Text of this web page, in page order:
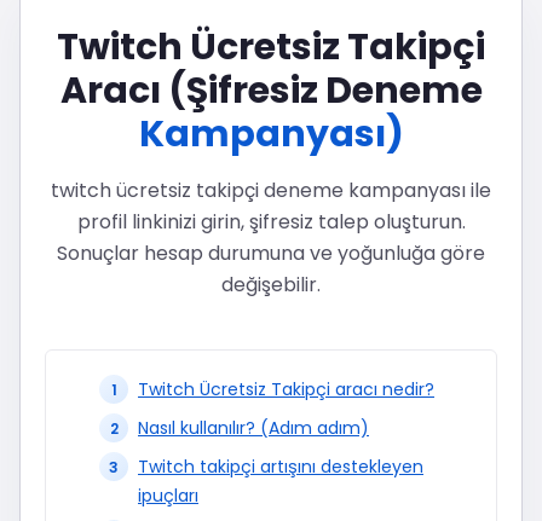
Twitch Ücretsiz Takipçi
Aracı (Şifresiz Deneme
Kampanyası)
twitch ücretsiz takipçi deneme kampanyası ile
profil linkinizi girin, şifresiz talep oluşturun.
Sonuçlar hesap durumuna ve yoğunluğa göre
değişebilir.
Twitch Ücretsiz Takipçi aracı nedir?
Nasıl kullanılır? (Adım adım)
Twitch takipçi artışını destekleyen
ipuçları